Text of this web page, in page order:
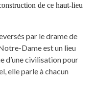
de ce haut-lieu
par le drame de
Dame est un lieu
d’une civilisation pour
elle parle à chacun